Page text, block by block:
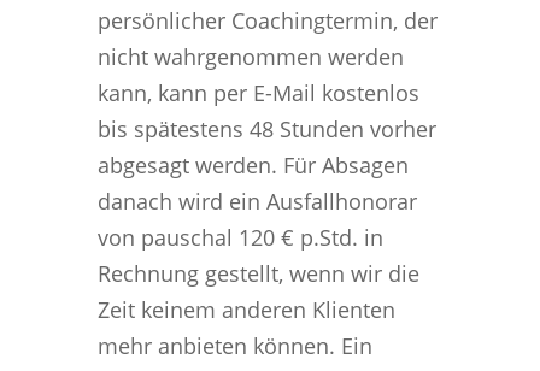
persönlicher Coachingtermin, der
nicht wahrgenommen werden
kann, kann per E-Mail kostenlos
bis spätestens 48 Stunden vorher
abgesagt werden. Für Absagen
danach wird ein Ausfallhonorar
von pauschal 120 € p.Std. in
Rechnung gestellt, wenn wir die
Zeit keinem anderen Klienten
mehr anbieten können. Ein